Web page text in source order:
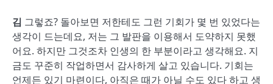
김 그렇죠? 돌아보면 저한테도 그런 기회가 몇 번 있었다는
생각이 드는데요, 저는 그 발판을 이용해서 도약하지 못했
어요. 하지만 그것조차 인생의 한 부분이라고 생각해요. 지
금도 꾸준히 작업하면서 감사하게 살고 있습니다. 기회는
언제든 있기 마련이다, 아직은 때가 아닐 수도 있다 하고 생